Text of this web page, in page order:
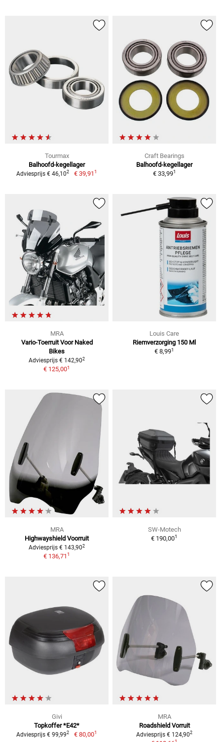
Tourmax
Balhoofd-kegellager
Adviesprijs € 46,102 € 39,911
Craft Bearings
Balhoofd-kegellager
€ 33,991
MRA
Vario-Toerruit Voor Naked
Bikes
Adviesprijs € 142,902
€ 125,001
Louis Care
Riemverzorging 150 Ml
€ 8,991
MRA
Highwayshield Voorruit
Adviesprijs € 143,902
€ 136,711
SW-Motech
€ 190,001
Givi
Topkoffer *E42*
Adviesprijs € 99,992 € 80,001
MRA
Roadshield Vorruit
Adviesprijs € 124,902